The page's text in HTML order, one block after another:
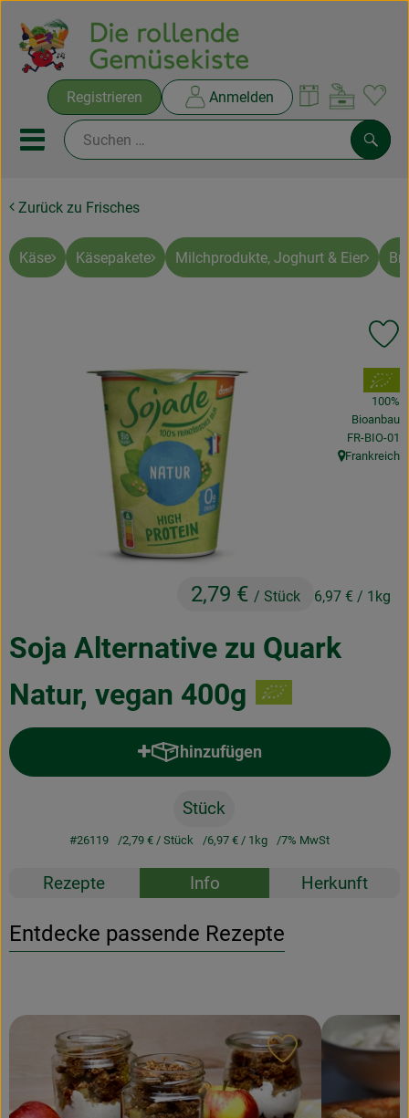
Registrieren Anmelden
Mobiles Menu öffnen oder
Ökokisten
Rezepte
Obst & Gemüse
Lieferservice
Über uns
Infos
Geschäftskunden
Zurück zu Frisches
Käse Käsepakete Milchprodukte, Joghurt & Eier
Soja Alternative zu Quark
Natur, vegan 400g
2,79 € / Stück 6,97 € / 1kg
, Verband:
100%
Bioanbau
,FR-BIO-01
, Herkunft:
Frankreich
hinzufügen
Produkt zum Warenkorb
Stück
#26119 2,79 € / Stück 6,97 € / 1kg 7% MwSt
Rezepte Info Herkunft
Entdecke passende Rezepte
Rezept zu